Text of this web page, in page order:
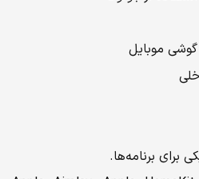
گوشی موبایل
برای برنامه‌ها.